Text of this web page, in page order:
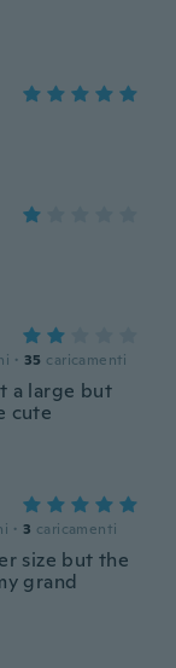
· 35 caricamenti
a large but
cute
· 3 caricamenti
size but the
grand